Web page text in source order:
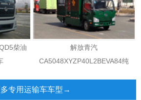
柴油
解放青汽
CA5048XYZP40L2BEVA84纯
多专用运输车车型→